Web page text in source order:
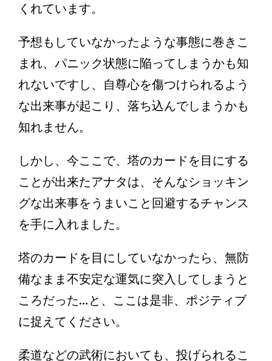
くれています。
予想もしていなかったような事態に巻きこ
まれ、パニック状態に陥ってしまうかも知
れないですし、自尊心を傷つけられるよう
な出来事が起こり、落ち込んでしまうかも
知れません。
しかし、今ここで、塔のカードを目にする
ことが出来たアナタは、そんなショッキン
グな出来事をうまいこと回避するチャンス
を手に入れました。
塔のカードを目にしていなかったら、無防
備なまま不安定な運気に突入してしまうと
ころだった…と、ここは是非、ポジティブ
に捉えてください。
柔道などの武術においても、投げられるこ